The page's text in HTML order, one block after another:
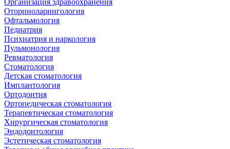
Организация здравоохранения
Оториноларингология
Офтальмология
Педиатрия
Психиатрия и наркология
Пульмонология
Ревматология
Стоматология
Детская стоматология
Имплантология
Ортодонтия
Ортопедическая стоматология
Терапевтическая стоматология
Хирургическая стоматология
Эндодонтология
Эстетическая стоматология